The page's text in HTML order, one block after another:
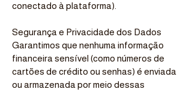
conectado à plataforma).
Segurança e Privacidade dos Dados
Garantimos que nenhuma informação
financeira sensível (como números de
cartões de crédito ou senhas) é enviada
ou armazenada por meio dessas